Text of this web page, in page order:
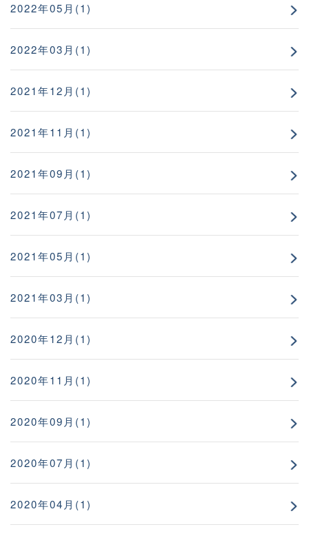
2022年05月(1)
2022年03月(1)
2021年12月(1)
2021年11月(1)
2021年09月(1)
2021年07月(1)
2021年05月(1)
2021年03月(1)
2020年12月(1)
2020年11月(1)
2020年09月(1)
2020年07月(1)
2020年04月(1)